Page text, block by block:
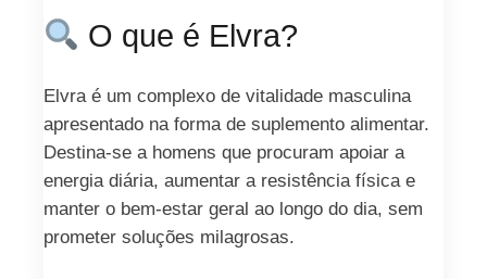
O que é Elvra?
Elvra é um complexo de vitalidade masculina
apresentado na forma de suplemento alimentar.
Destina-se a homens que procuram apoiar a
energia diária, aumentar a resistência física e
manter o bem-estar geral ao longo do dia, sem
prometer soluções milagrosas.